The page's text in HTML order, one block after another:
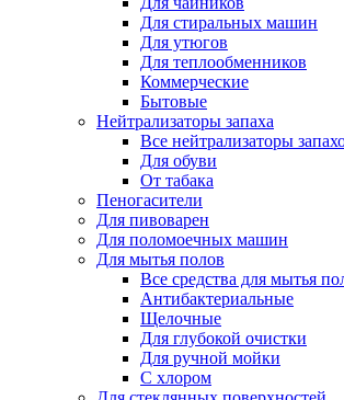
Для стиральных машин
Для утюгов
Для теплообменников
Коммерческие
Бытовые
Нейтрализаторы запаха
Все нейтрализаторы
Для обуви
От табака
Пеногасители
Для пивоварен
Для поломоечных машин
Для мытья полов
Все средства для мытья
Антибактериальные
Щелочные
Для глубокой очистки
Для ручной мойки
С хлором